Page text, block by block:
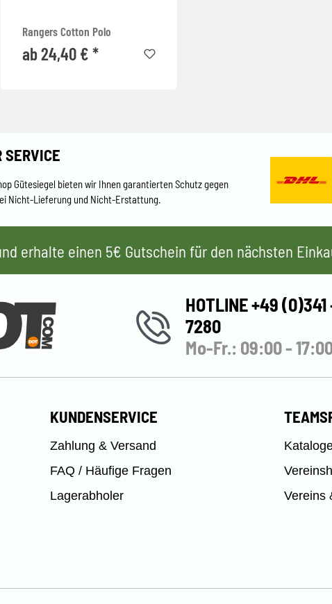
Rangers Cotton Polo
ab 24,40 € *
SERVICE
Gütesiegel bieten wir Ihnen garantierten Schutz gegen
Nicht-Lieferung und Nicht-Erstattung.
erhalte einen 5€ Gutschein für den nächsten
HOTLINE +49
7280
Mo-Fr.: 09:00 -
KUNDENSERVICE
Zahlung & Versand
FAQ / Häufige Fragen
Lagerabholer
Vereins